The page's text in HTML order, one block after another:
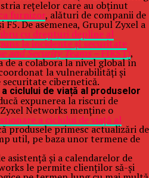
rețelelor care au obținut
furnizor, alături de companii de
De asemenea, Grupul Zyxel a
cu drepturi depline al
la incidente și securitate
and Security Teams –FIRST),
de a colabora la nivel global în
la vulnerabilități și
cibernetică.
ciclului de viață al produselor
expunerea la riscuri de
Networks menține o
a ciclului de viață al
produsele primesc actualizări de
util, pe baza unor termene de
asistență și a calendarelor de
le permite clienților să-și